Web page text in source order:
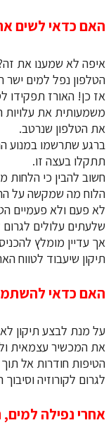
האם כדאי לשים
איפה לא שמענו את
הטלפון נפל למים ישר
אז כן! האורז תפקידו
משמעותית את עלויות
את הטלפון שנרטב.
ברגע שתרשמו במנוע
תתקלו בעצה זו.
חשוב להבין כי הלחות
הלוח מה שמקשה על
לא פעם ולא פעמיים
שלעתים עלולים
אך עדיין מומלץ
תיקון שיעבוד לטווח
האם כדאי
על מנת לבצע תיקון
את המכשיר עצמאית
הטיפות חודרות אל
לגרום לקורוזיה
אחרי נפילה